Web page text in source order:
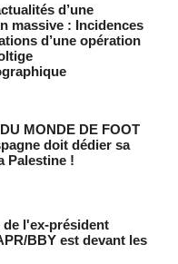
les tensions après
le piège à milliards de la
quartier face aux défis
des États-Unis
migratoire avec
d’une
massive : Incidences
d’une opération
MONDE DE FOOT
doit dédier sa
Palestine !
de l'ex-président
BBY est devant les